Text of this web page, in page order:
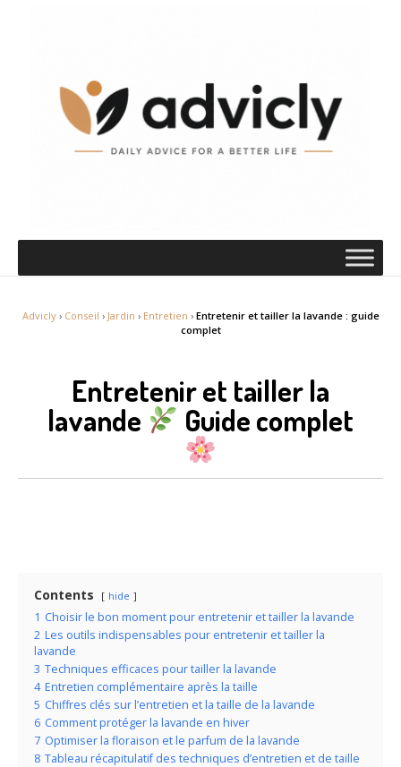
Advicly› Conseil › Jardin › Entretien › Entretenir et tailler la lavande : guide
complet
Entretenir et tailler la
lavande
Guide complet
Contents hide
1 Choisir le bon moment pour entretenir et tailler la lavande
2 Les outils indispensables pour entretenir et tailler la
lavande
3 Techniques efficaces pour tailler la lavande
4 Entretien complémentaire après la taille
5 Chiffres clés sur l’entretien et la taille de la lavande
6 Comment protéger la lavande en hiver
7 Optimiser la floraison et le parfum de la lavande
8 Tableau récapitulatif des techniques d’entretien et de taille